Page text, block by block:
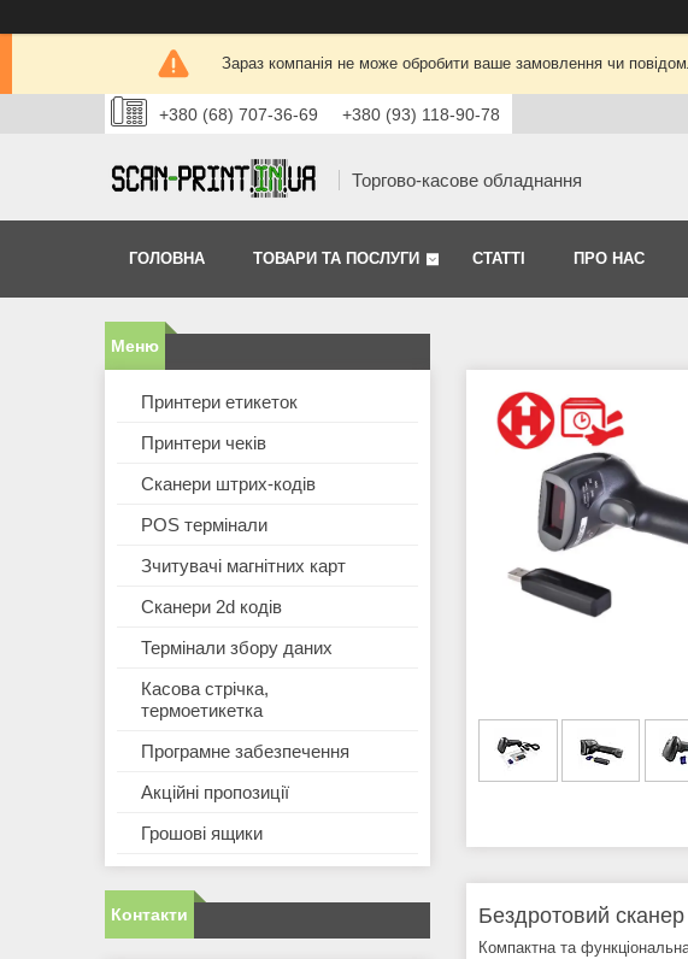
Зараз компанія не може обробити ваше замовлення чи
+380 (68) 707-36-69 +380 (93) 118-90-78
Торгово-касове обладнання
ГОЛОВНА ТОВАРИ ТА ПОСЛУГИ СТАТТІ ПРО НАС
Бездротовий
Компактна та
Принтери етикеток
Принтери чеків
Сканери штрих-кодів
POS термінали
Зчитувачі магнітних карт
Сканери 2d кодів
Термінали збору даних
Касова стрічка,
термоетикетка
Програмне забезпечення
Акційні пропозиції
Грошові ящики
Контакти